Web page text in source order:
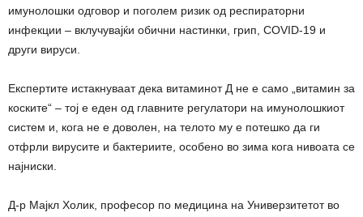
имунолошки одговор и поголем ризик од респираторни
инфекции – вклучувајќи обични настинки, грип, COVID-19 и
други вируси.
Експертите истакнуваат дека витаминот Д не е само „витамин за
коските“ – тој е еден од главните регулатори на имунолошкиот
систем и, кога не е доволен, на телото му е потешко да ги
отфрли вирусите и бактериите, особено во зима кога нивоата се
најниски.
Д-р Мајкл Холик, професор по медицина на Универзитетот во